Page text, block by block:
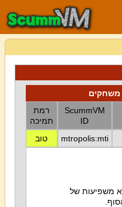
משחקים
ScummVM
ID
רמת
תמיכה
mtropolis:mti טוב
משפיעות של